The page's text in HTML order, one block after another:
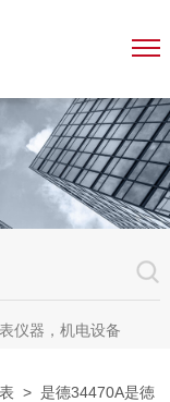
仪器，机电设备
> 是德34470A是徳